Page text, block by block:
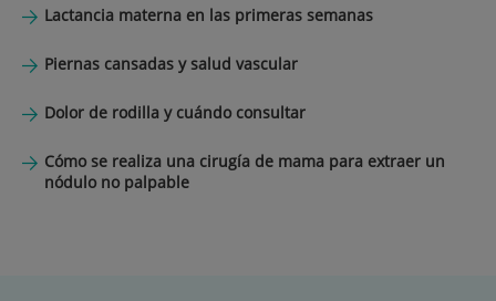
Lactancia materna en las primeras semanas
Piernas cansadas y salud vascular
Dolor de rodilla y cuándo consultar
Cómo se realiza una cirugía de mama para extraer un
nódulo no palpable